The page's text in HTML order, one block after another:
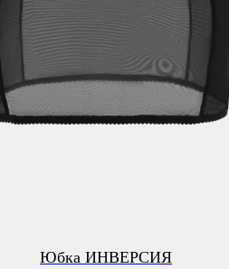
Юбка ИНВЕРСИЯ